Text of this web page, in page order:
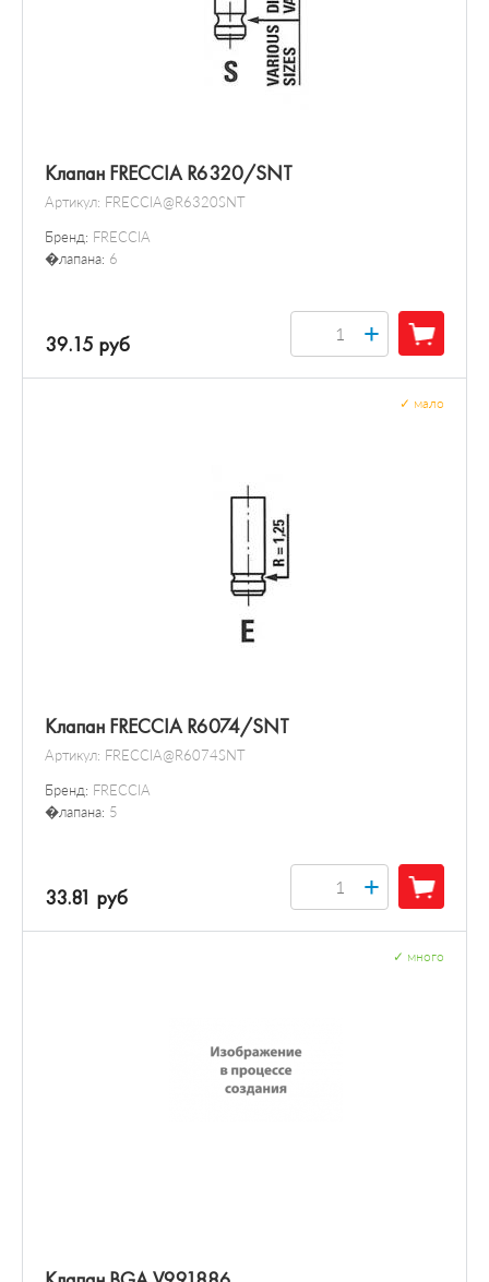
Клапан FRECCIA R6320/SNT
Артикул: FRECCIA@R6320SNT
Бренд: FRECCIA
�лапана: 6
39.15 руб +
Клапан FRECCIA R6074/SNT
Артикул: FRECCIA@R6074SNT
Бренд: FRECCIA
�лапана: 5
мало
33.81 руб +
много